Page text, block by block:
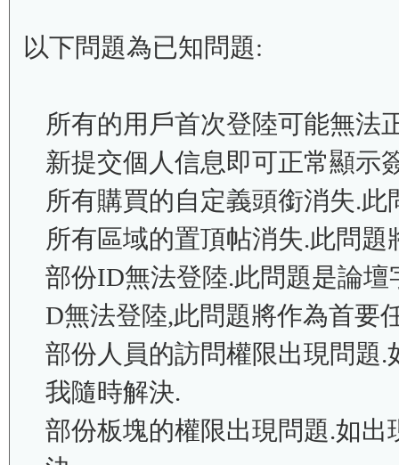
以下問題為已知問題:
所有的用戶首次登陸可能無法
新提交個人信息即可正常顯示
所有購買的自定義頭銜消失.此
所有區域的置頂帖消失.此問
部份ID無法登陸.此問題是論
D無法登陸,此問題將作為首要
部份人員的訪問權限出現問題
我隨時解決.
部份板塊的權限出現問題.如